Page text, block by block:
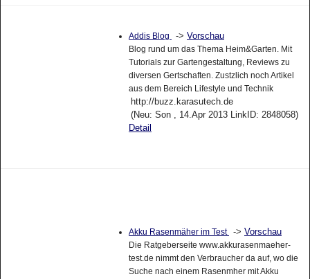
Addis Blog -> Vorschau
Blog rund um das Thema Heim&Garten. Mit
Tutorials zur Gartengestaltung, Reviews zu
diversen Gertschaften. Zustzlich noch Artikel
aus dem Bereich Lifestyle und Technik
http://buzz.karasutech.de
(Neu: Son , 14.Apr 2013 LinkID: 2848058)
Detail
Akku Rasenmäher im Test -> Vorschau
Die Ratgeberseite www.akkurasenmaeher-
test.de nimmt den Verbraucher da auf, wo die
Suche nach einem Rasenmher mit Akku